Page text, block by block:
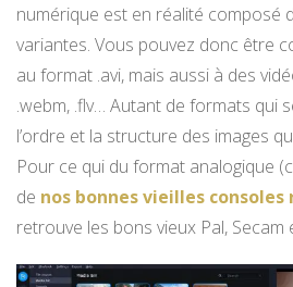
numérique est en réalité composé
variantes. Vous pouvez donc être
au format .avi, mais aussi à des
.webm, .flv… Autant de formats qui
l’ordre et la structure des images
Pour ce qui du format analogique
de nos bonnes vieilles
retrouve les bons vieux Pal, Secam